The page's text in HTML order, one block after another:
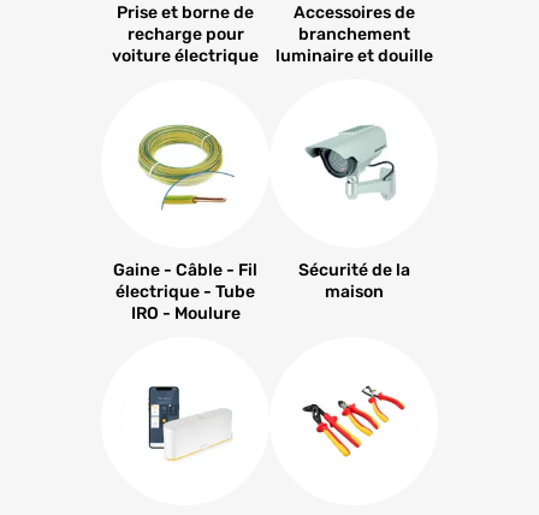
Prise et borne de
recharge pour
voiture électrique
Accessoires de
branchement
luminaire et douille
Gaine - Câble - Fil
électrique - Tube
IRO - Moulure
Sécurité de la
maison